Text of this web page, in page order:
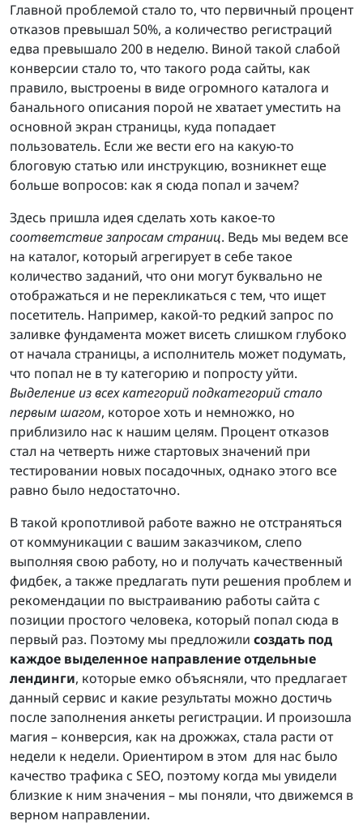
Главной проблемой стало то, что первичный процент
отказов превышал 50%, а количество регистраций
едва превышало 200 в неделю. Виной такой слабой
конверсии стало то, что такого рода сайты, как
правило, выстроены в виде огромного каталога и
банального описания порой не хватает уместить на
основной экран страницы, куда попадает
пользователь. Если же вести его на какую-то
блоговую статью или инструкцию, возникнет еще
больше вопросов: как я сюда попал и зачем?
Здесь пришла идея сделать хоть какое-то
соответствие запросам страниц. Ведь мы ведем все
на каталог, который агрегирует в себе такое
количество заданий, что они могут буквально не
отображаться и не перекликаться с тем, что ищет
посетитель. Например, какой-то редкий запрос по
заливке фундамента может висеть слишком глубоко
от начала страницы, а исполнитель может подумать,
что попал не в ту категорию и попросту уйти.
Выделение из всех категорий подкатегорий стало
первым шагом, которое хоть и немножко, но
приблизило нас к нашим целям. Процент отказов
стал на четверть ниже стартовых значений при
тестировании новых посадочных, однако этого все
равно было недостаточно.
В такой кропотливой работе важно не отстраняться
от коммуникации с вашим заказчиком, слепо
выполняя свою работу, но и получать качественный
фидбек, а также предлагать пути решения проблем и
рекомендации по выстраиванию работы сайта с
позиции простого человека, который попал сюда в
первый раз. Поэтому мы предложили создать под
каждое выделенное направление отдельные
лендинги, которые емко объясняли, что предлагает
данный сервис и какие результаты можно достичь
после заполнения анкеты регистрации. И произошла
магия – конверсия, как на дрожжах, стала расти от
недели к недели. Ориентиром в этом для нас было
качество трафика с SEO, поэтому когда мы увидели
близкие к ним значения – мы поняли, что движемся в
верном направлении.